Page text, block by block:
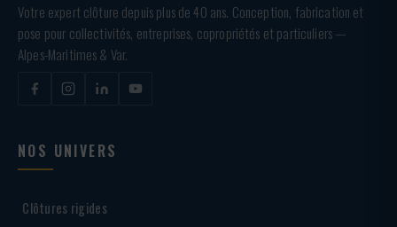
Votre expert clôture depuis plus de 40 ans. Conception, fabrication et
pose pour collectivités, entreprises, copropriétés et particuliers —
Alpes-Maritimes & Var.
NOS UNIVERS
Clôtures rigides